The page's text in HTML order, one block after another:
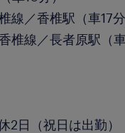
線／香椎駅（車17分
椎線／長者原駅（車
2日（祝日は出勤